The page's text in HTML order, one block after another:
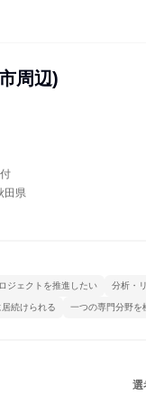
周辺)
田県
ジェクトを推進したい 分析・
続けられる 一つの専門分野を
選